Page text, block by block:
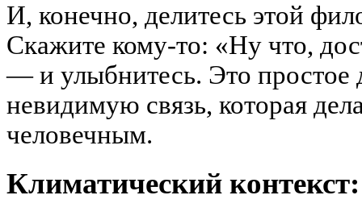
И, конечно, делитесь этой
Скажите кому-то: «Ну что,
— и улыбнитесь. Это простое
невидимую связь, которая
человечным.
Климатический